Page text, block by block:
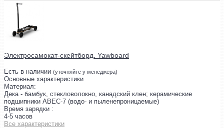
Электросамокат-скейтборд. Yawboard
Есть в наличии (уточняйте у менеджера)
Основные характеристики
Материал:
Дека - бамбук, стекловолокно, канадский клен; керамические
подшипники ABEC-7 (водо- и пыленепроницаемые)
Время зарядки :
4-5 часов
Все характеристики